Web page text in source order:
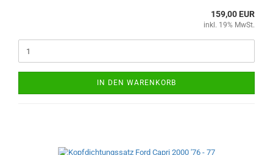
159,00 EUR
inkl. 19% MwSt.
IN DEN WARENKORB